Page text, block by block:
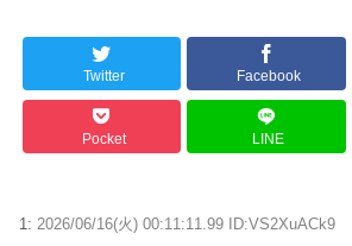
Twitter Facebook
Pocket LINE
1: 2026/06/16(火) 00:11:11.99 ID:VS2XuACk9